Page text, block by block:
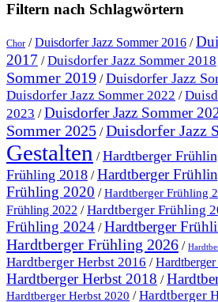
Filtern nach Schlagwörtern
Chor /Duisdorfer Jazz Sommer 2016 /
2017 /Duisdorfer Jazz Sommer 2018
Sommer 2019 /Duisdorfer Jazz
Duisdorfer Jazz Sommer 2022 /
2023 /Duisdorfer Jazz Sommer
Sommer 2025 /Duisdorfer Jazz
Gestalten /Hardtberger
Frühling 2018 /Hardtberger
Frühling 2020 /Hardtberger Frühling
Frühling 2022 /Hardtberger Frühling
Frühling 2024 /Hardtberger
Hardtberger Frühling 2026 /
Hardtberger Herbst 2016 /
Hardtberger Herbst 2018 /
Hardtberger Herbst 2020 /Hardtberger